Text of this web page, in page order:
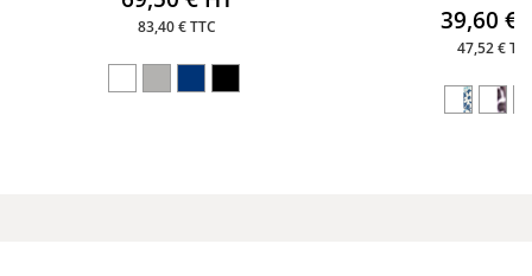
83,40 € TTC 39,60 €
47,52 €